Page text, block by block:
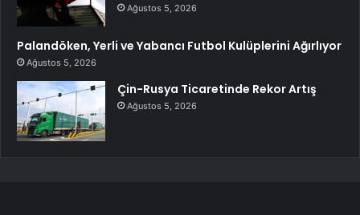
Ağustos 5, 2026
Palandöken, Yerli ve Yabancı Futbol Kulüplerini Ağırlıyor
Ağustos 5, 2026
Çin-Rusya Ticaretinde Rekor Artış
Ağustos 5, 2026